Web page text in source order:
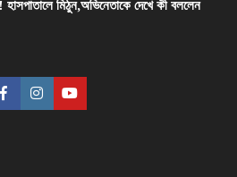
হাসপাতালে মিঠুন,অভিনেতাকে দেখে কী বললেন